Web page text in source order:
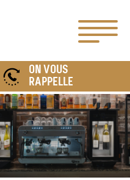
ON VOUS
RAPPELLE